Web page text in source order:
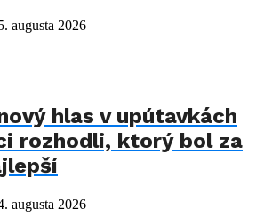
augusta 2026
hlas v upútavkách
rozhodli, ktorý bol za
augusta 2026